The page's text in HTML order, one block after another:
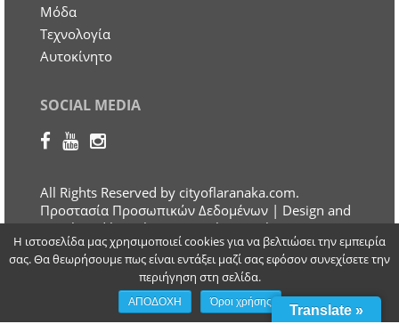
Μόδα
Τεχνολογία
Αυτοκίνητο
SOCIAL MEDIA
All Rights Reserved by cityoflaranaka.com.
Προστασία Προσωπικών Δεδομένων | Design and
Developed by Otherview Web & Marketing
Solutions
Translate »
Η ιστοσελίδα μας χρησιμοποιεί cookies για να βελτιώσει την εμπειρία
σας. Θα θεωρήσουμε πως είναι εντάξει μαζί σας εφόσον συνεχίσετε την
περιήγηση στη σελίδα.
ΑΠΟΔΟΧΗ Όροι χρήσης